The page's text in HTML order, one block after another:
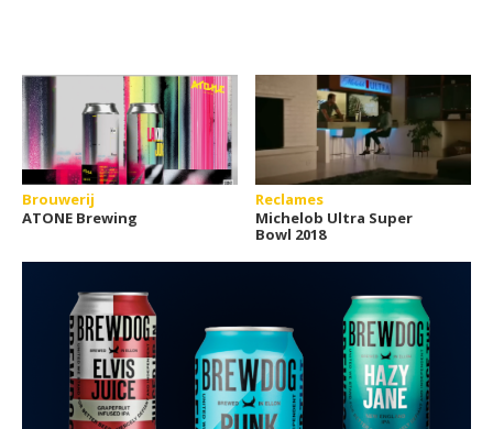
Brouwerij
ATONE Brewing
Reclames
Michelob Ultra Super
Bowl 2018